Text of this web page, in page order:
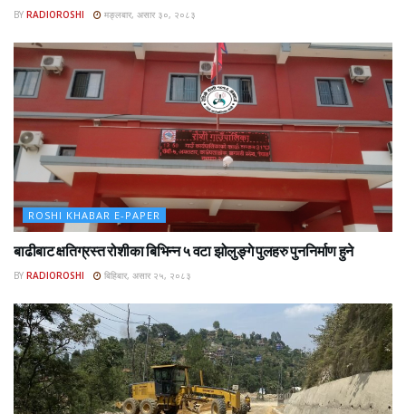
BY RADIOROSHI मङ्लबार, असार ३०, २०८३
ROSHI KHABAR E-PAPER
बाढीबाट क्षतिग्रस्त रोशीका बिभिन्न ५ वटा झोलुङ्गे पुलहरु पुननिर्माण हुने
BY RADIOROSHI बिहिबार, असार २५, २०८३